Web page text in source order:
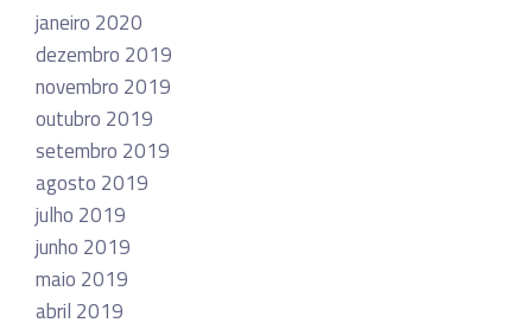
janeiro 2020
dezembro 2019
novembro 2019
outubro 2019
setembro 2019
agosto 2019
julho 2019
junho 2019
maio 2019
abril 2019